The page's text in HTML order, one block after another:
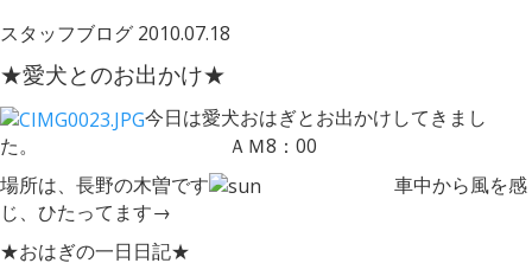
スタッフブログ 2010.07.18
★愛犬とのお出かけ★
今日は愛犬おはぎとお出かけしてきまし
た。 ＡＭ8：00
場所は、長野の木曽です
車中から風を感
じ、ひたってます→
★おはぎの一日日記★